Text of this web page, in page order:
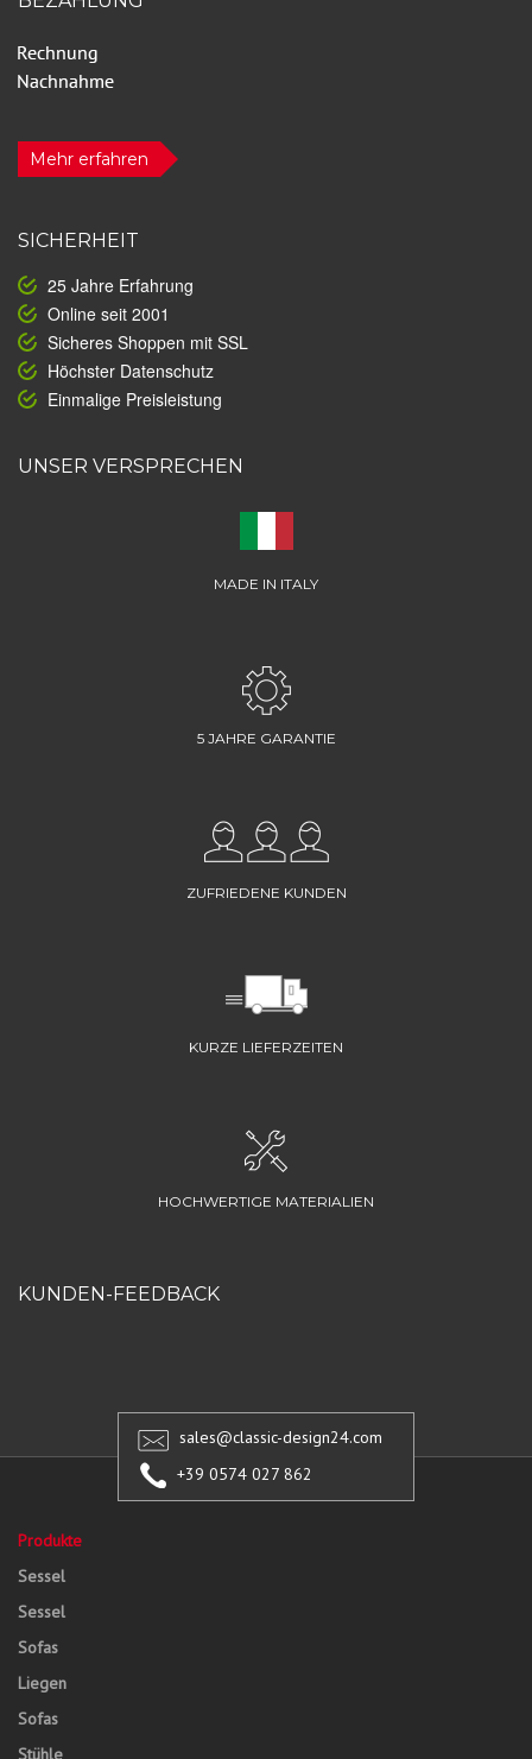
Mehr erfahren
SICHERHEIT
25 Jahre Erfahrung
Online seit 2001
Sicheres Shoppen mit SSL
Höchster Datenschutz
Einmalige Preisleistung
UNSER VERSPRECHEN
MADE IN ITALY
5 JAHRE GARANTIE
ZUFRIEDENE KUNDEN
KURZE LIEFERZEITEN
HOCHWERTIGE MATERIALIEN
KUNDEN-FEEDBACK
sales@classic-design24.com
+39 0574 027 862
Produkte
Sessel
Sessel
Sofas
Liegen
Sofas
Stühle